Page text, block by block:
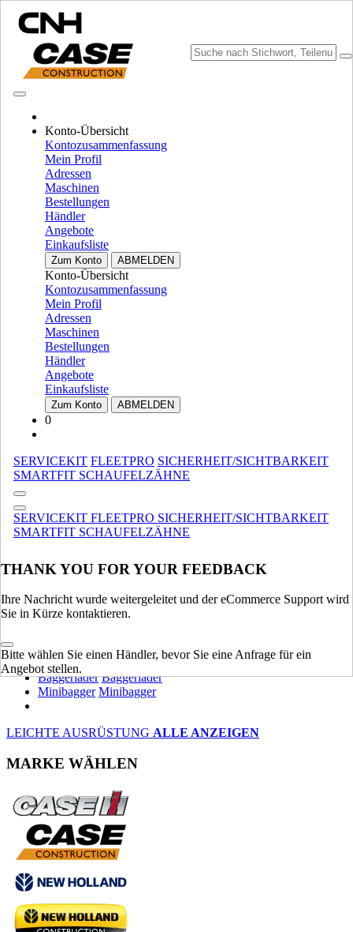
Konto-Übersicht
Kontozusammenfassung
Mein Profil
Adressen
Maschinen
Bestellungen
Händler
Angebote
Einkaufsliste
Zum Konto ABMELDEN
Konto-Übersicht
Kontozusammenfassung
Mein Profil
Adressen
Maschinen
Bestellungen
Händler
Angebote
Einkaufsliste
Zum Konto ABMELDEN
0
SERVICEKIT FLEETPRO SICHERHEIT/SICHTBARKEIT
SMARTFIT SCHAUFELZÄHNE
SERVICEKIT FLEETPRO SICHERHEIT/SICHTBARKEIT
SMARTFIT SCHAUFELZÄHNE
THANK YOU FOR YOUR FEEDBACK
Ihre Nachricht wurde weitergeleitet und der eCommerce Support wird
Sie in Kürze kontaktieren.
Bitte wählen Sie einen Händler, bevor Sie eine Anfrage für ein
Angebot stellen.
Marke wählen
Menü schließen
AUSSTATTUNG
AUSSTATTUNGALL AUSSTATTUNG
MOTOREN
Fpt Fpt
Ism Ism
YanmarYanmar
Isuzu Isuzu
MOTORENALLE ANZEIGEN
SCHWERE AUSRÜSTUNG
Muldenkipper Muldenkipper
Raupenbagger Raupenbagger
Motor-Planierer
Planierraupen Planierraupen
Verdichtung Verdichtung
SCHWERE AUSRÜSTUNGALLE ANZEIGEN
Gebrauchtstapler
Gebrauchtstapler
Kompakt-Radlader Kompakt-Radlader
Kompaktlader Kompaktlader
Loader Traktoren Loader Traktoren
Baggerlader Baggerlader
Minibagger Minibagger
LEICHTE AUSRÜSTUNG ALLE ANZEIGEN
MARKE WÄHLEN